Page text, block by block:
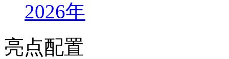
2026年
亮点配置